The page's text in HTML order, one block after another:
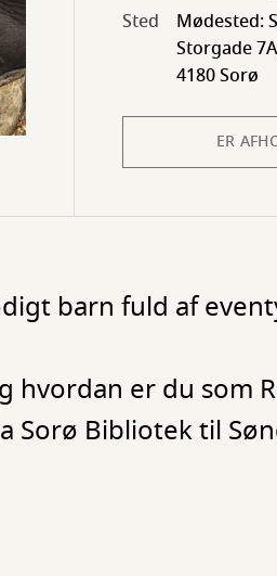
Sted
Mødested:
Storgade
4180 Sorø
ER
barn fuld af
hvordan er du som
Bibliotek til